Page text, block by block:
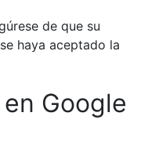
de que su
haya aceptado la
Google